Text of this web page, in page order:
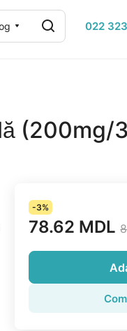
022
(200mg/
-3%
78.62 MDL